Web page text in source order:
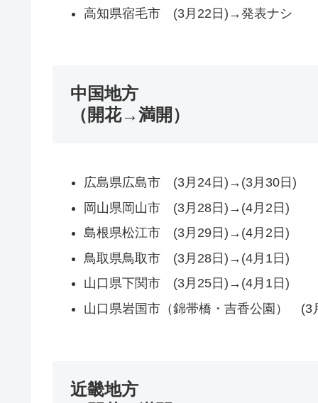
高知県宿毛市 (3月22日)→発表ナシ
中国地方
（開花→満開）
広島県広島市 (3月24日)→(3月30日)
岡山県岡山市 (3月28日)→(4月2日)
島根県松江市 (3月29日)→(4月2日)
鳥取県鳥取市 (3月28日)→(4月1日)
山口県下関市 (3月25日)→(4月1日)
山口県岩国市（錦帯橋・吉香公園）
近畿地方